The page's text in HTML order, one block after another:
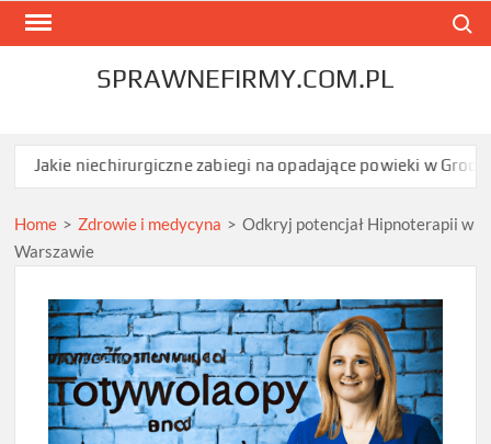
Skip
SPRAWNEFIRMY.COM.PL
zabiegi na opadające powieki w Grodzisku
Home > Zdrowie i medycyna > Odkryj potencjał Hipnoterapii w
Warszawie